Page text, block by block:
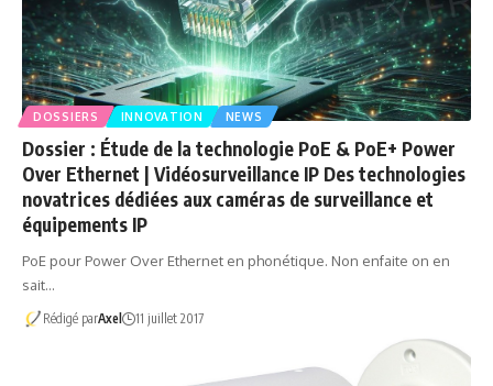
DOSSIERS INNOVATION NEWS
Dossier : Étude de la technologie PoE & PoE+ Power
Over Ethernet | Vidéosurveillance IP Des technologies
novatrices dédiées aux caméras de surveillance et
équipements IP
PoE pour Power Over Ethernet en phonétique. Non enfaite on en
sait…
Rédigé parAxel 11 juillet 2017